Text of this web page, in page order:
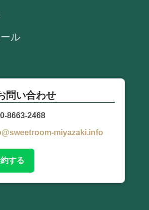
ル
問い合わせ
8663-2468
miyazaki.info
する